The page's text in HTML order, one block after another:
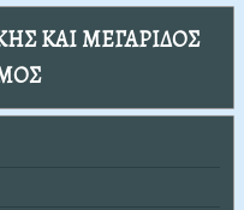
ΚΑΙ ΜΕΓΑΡΙΔΟΣ